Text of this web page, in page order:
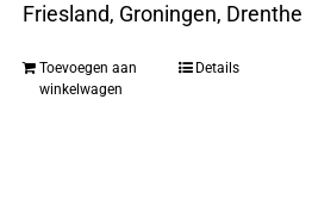
Friesland, Groningen, Drenthe
Toevoegen aan
winkelwagen
Details